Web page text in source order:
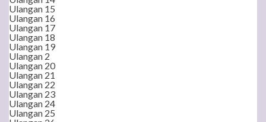
Ulangan 15
Ulangan 16
Ulangan 17
Ulangan 18
Ulangan 19
Ulangan 2
Ulangan 20
Ulangan 21
Ulangan 22
Ulangan 23
Ulangan 24
Ulangan 25